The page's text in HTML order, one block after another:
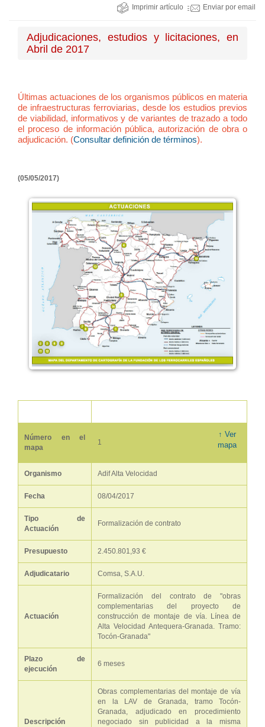
Imprimir artículo Enviar por email
Adjudicaciones, estudios y licitaciones, en
Abril de 2017
Últimas actuaciones de los organismos públicos en materia
de infraestructuras ferroviarias, desde los estudios previos
de viabilidad, informativos y de variantes de trazado a todo
el proceso de información pública, autorización de obra o
adjudicación. (Consultar definición de términos).
(05/05/2017)
Número en el
mapa
1
↑ Ver
mapa
Organismo Adif Alta Velocidad
Fecha 08/04/2017
Tipo de
Actuación
Formalización de contrato
Presupuesto 2.450.801,93 €
Adjudicatario Comsa, S.A.U.
Actuación
Formalización del contrato de "obras
complementarias del proyecto de
construcción de montaje de vía. Línea de
Alta Velocidad Antequera-Granada. Tramo:
Tocón-Granada"
Plazo de
ejecución
6 meses
Descripción
Obras complementarias del montaje de vía
en la LAV de Granada, tramo Tocón-
Granada, adjudicado en procedimiento
negociado sin publicidad a la misma